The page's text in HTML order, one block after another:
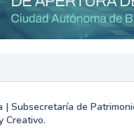
| Subsecretaría de
Creativo.